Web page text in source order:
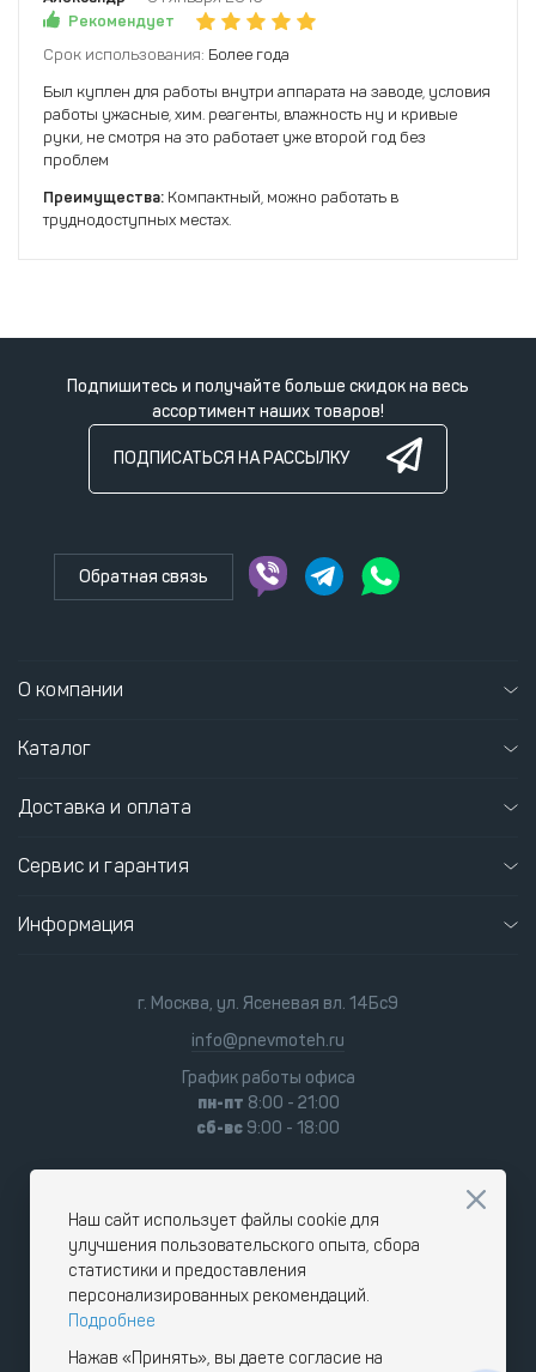
Рекомендует
Срок использования: Более года
Был куплен для работы внутри аппарата на заводе, условия
работы ужасные, хим. реагенты, влажность ну и кривые
руки, не смотря на это работает уже второй год без
проблем
Преимущества: Компактный, можно работать в
труднодоступных местах.
Подпишитесь и получайте больше скидок на весь
ассортимент наших товаров!
ПОДПИСАТЬСЯ НА РАССЫЛКУ
Обратная связь
О компании
Каталог
Доставка и оплата
Сервис и гарантия
Информация
г. Москва, ул. Ясеневая вл. 14Бс9
info@pnevmoteh.ru
График работы офиса
пн-пт 8:00 - 21:00
сб-вс 9:00 - 18:00
Наш сайт использует файлы cookie для
улучшения пользовательского опыта, сбора
статистики и предоставления
персонализированных рекомендаций.
Подробнее
Нажав «Принять», вы даете согласие на